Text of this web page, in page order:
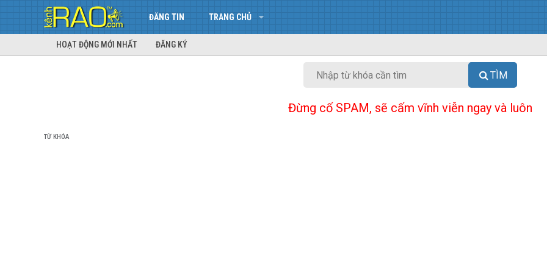
ĐĂNG TIN TRANG CHỦ
HOẠT ĐỘNG MỚI NHẤT ĐĂNG KÝ
TÌM
Đừng cố SPAM, sẽ cấm vĩnh viễn ngay và luôn
TỪ KHÓA